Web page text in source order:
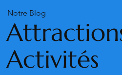
Notre Blog
Activités